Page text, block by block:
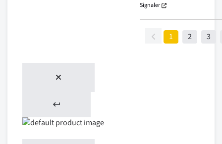
Signaler
1 2 3